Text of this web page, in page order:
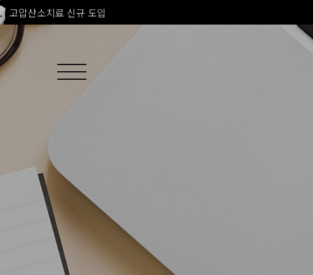
고압산소치료 신규 도입
전 지점 피부과 전문의 진료
울쎄라피 프라임 신규 도입